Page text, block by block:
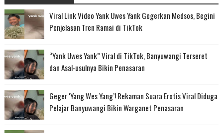
Viral Link Video Yank Uwes Yank Gegerkan Medsos, Begini
Penjelasan Tren Ramai di TikTok
“Yank Uwes Yank” Viral di TikTok, Banyuwangi Terseret
dan Asal-usulnya Bikin Penasaran
Geger ‘Yang Wes Yang’! Rekaman Suara Erotis Viral Diduga
Pelajar Banyuwangi Bikin Warganet Penasaran